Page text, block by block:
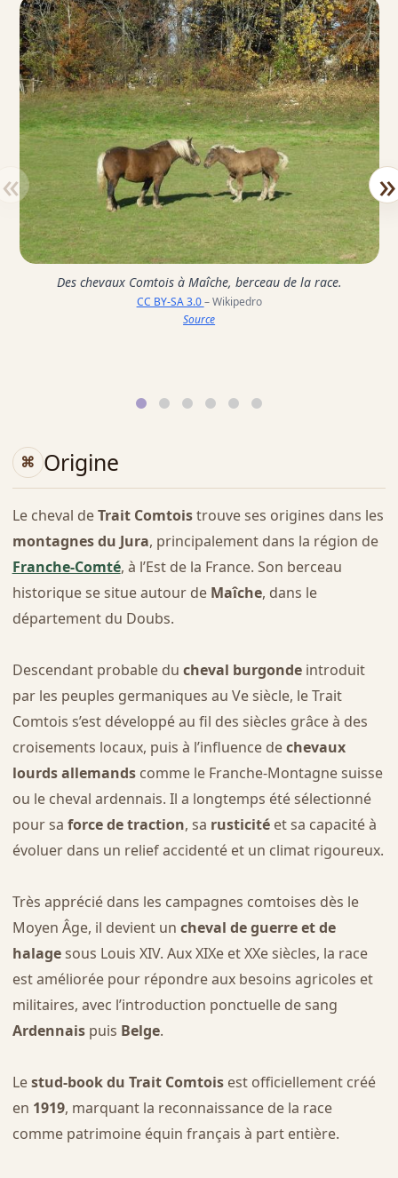
Des chevaux Comtois à Maîche, berceau de la race.
CC BY-SA 3.0– Wikipedro
Source
« »
Origine
Le cheval deTrait Comtoistrouve ses origines dans les
montagnes du Jura, principalement dans la région de
Franche-Comté, à l’Est de la France. Son berceau
historique se situe autour de Maîche, dans le
département du Doubs.
Descendant probable du cheval burgondeintroduit
par les peuples germaniques au Ve siècle, le Trait
Comtois s’est développé au fil des siècles grâce à des
croisements locaux, puis à l’influence dechevaux
lourds allemandscomme le Franche-Montagne suisse
ou le cheval ardennais. Il a longtemps été sélectionné
pour sa force de traction, sa rusticitéet sa capacité à
évoluer dans un relief accidenté et un climat rigoureux.
Très apprécié dans les campagnes comtoises dès le
Moyen Âge, il devient un cheval de guerre et de
halagesous Louis XIV. Aux XIXe et XXe siècles, la race
est améliorée pour répondre aux besoins agricoles et
militaires, avec l’introduction ponctuelle de sang
Ardennaispuis Belge.
Lestud-book du Trait Comtoisest officiellement créé
en 1919, marquant la reconnaissance de la race
comme patrimoine équin français à part entière.